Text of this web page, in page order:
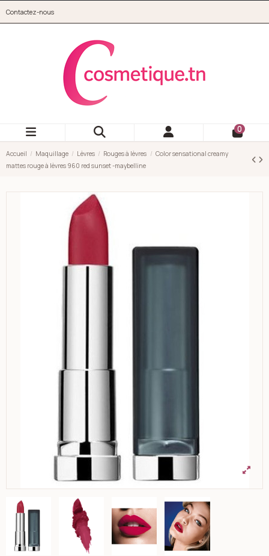
Contactez-nous
0
Accueil Maquillage Lèvres Rouges à lèvres
Color sensational creamy
mattes rouge à lèvres 960 red sunset -maybelline